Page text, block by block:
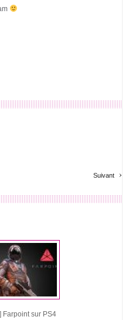
Suivant ›
Farpoint sur PS4